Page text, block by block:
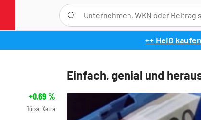
++ Heiß
Einfach, genial und
+0,69%
Börse: Xetra